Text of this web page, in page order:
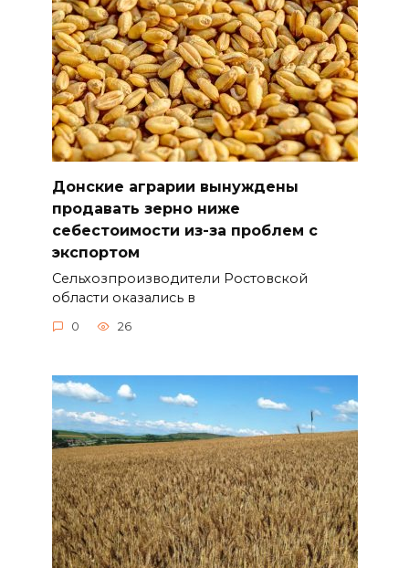
Донские аграрии вынуждены
продавать зерно ниже
себестоимости из-за проблем с
экспортом
Сельхозпроизводители Ростовской
области оказались в
0 26